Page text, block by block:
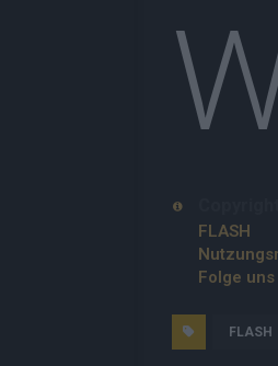
FLASH
Folge
FLASH